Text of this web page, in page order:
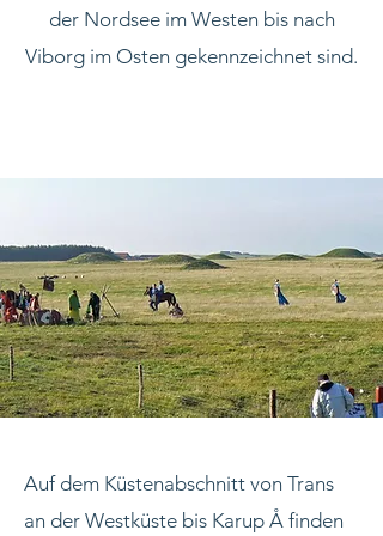
der Nordsee im Westen bis nach
Viborg im Osten gekennzeichnet sind.
Auf dem Küstenabschnitt von Trans
an der Westküste bis Karup Å finden